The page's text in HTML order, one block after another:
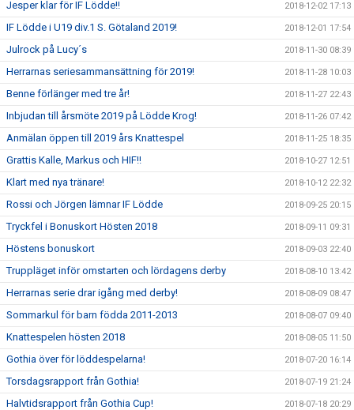
Jesper klar för IF Lödde!! 2018-12-02 17:13
IF Lödde i U19 div.1 S. Götaland 2019! 2018-12-01 17:54
Julrock på Lucy´s 2018-11-30 08:39
Herrarnas seriesammansättning för 2019! 2018-11-28 10:03
Benne förlänger med tre år! 2018-11-27 22:43
Inbjudan till årsmöte 2019 på Lödde Krog! 2018-11-26 07:42
Anmälan öppen till 2019 års Knattespel 2018-11-25 18:35
Grattis Kalle, Markus och HIF!! 2018-10-27 12:51
Klart med nya tränare! 2018-10-12 22:32
Rossi och Jörgen lämnar IF Lödde 2018-09-25 20:15
Tryckfel i Bonuskort Hösten 2018 2018-09-11 09:31
Höstens bonuskort 2018-09-03 22:40
Truppläget inför omstarten och lördagens derby 2018-08-10 13:42
Herrarnas serie drar igång med derby! 2018-08-09 08:47
Sommarkul för barn födda 2011-2013 2018-08-07 09:40
Knattespelen hösten 2018 2018-08-05 11:50
Gothia över för löddespelarna! 2018-07-20 16:14
Torsdagsrapport från Gothia! 2018-07-19 21:24
Halvtidsrapport från Gothia Cup! 2018-07-18 20:29